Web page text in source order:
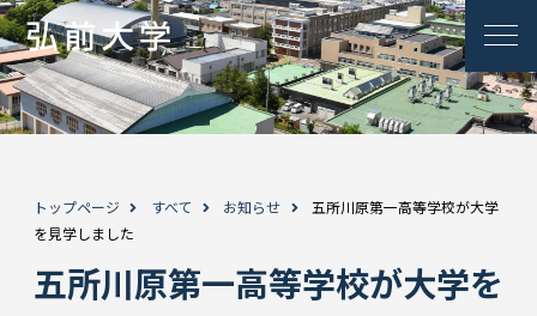
トップページ すべて お知らせ
五所川原第一高等学校が大学
を見学しました
五所川原第一高等学校が大学を